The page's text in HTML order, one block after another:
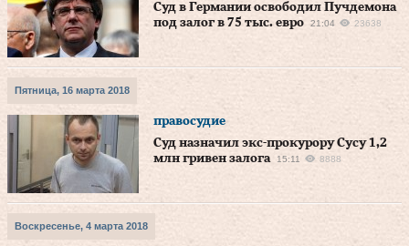
Суд в Германии освободил Пучдемона
под залог в 75 тыс. евро
21:04 23638
Пятница, 16 марта 2018
правосудие
Суд назначил экс-прокурору Сусу 1,2
млн гривен залога
15:11 8888
Воскресенье, 4 марта 2018